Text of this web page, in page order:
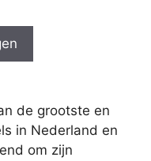
de grootste en
in Nederland en
om zijn